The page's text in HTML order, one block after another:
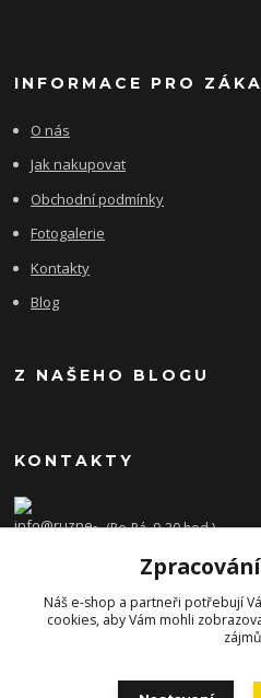
INFORMACE PRO
O nás
Jak nakupovat
Obchodní podmínky
Fotogalerie
Kontakty
Blog
Z NAŠEHO BLOGU
KONTAKTY
(Po-Pá, 9-20 hod.)
info@ruzne-darky.cz
Náš e-shop a partneři potřebují
cookies, aby Vám mohli